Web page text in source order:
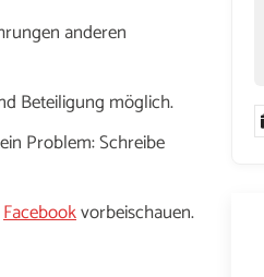
anderen
Beteiligung möglich.
Problem: Schreibe
Facebookvorbeischauen.